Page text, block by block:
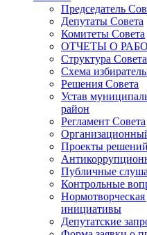
Председатель
Депутаты Совета
Комитеты Совета
ОТЧЕТЫ О
Структура Совета
Схема
Решения Совета
Устав
район
Регламент Совета
Проекты
Публичные
Контрольные
Нормотворческая
инициативы
Депутатские